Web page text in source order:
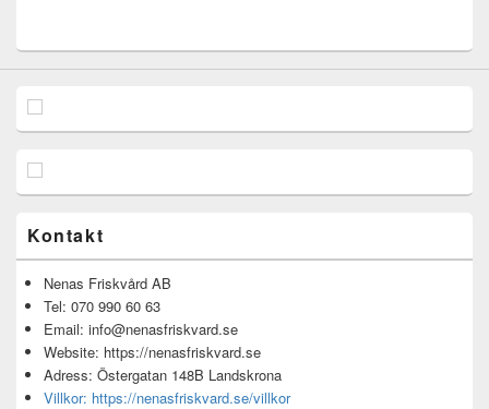
Kontakt
Nenas Friskvård AB
Tel: 070 990 60 63
Email: info@nenasfriskvard.se
Website: https://nenasfriskvard.se
Adress: Östergatan 148B Landskrona
Villkor: https://nenasfriskvard.se/villkor